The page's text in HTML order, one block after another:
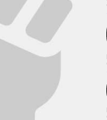
PK - Pro Kumite